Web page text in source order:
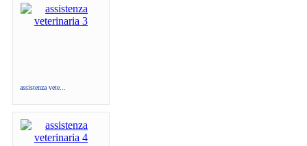
assistenza vete...